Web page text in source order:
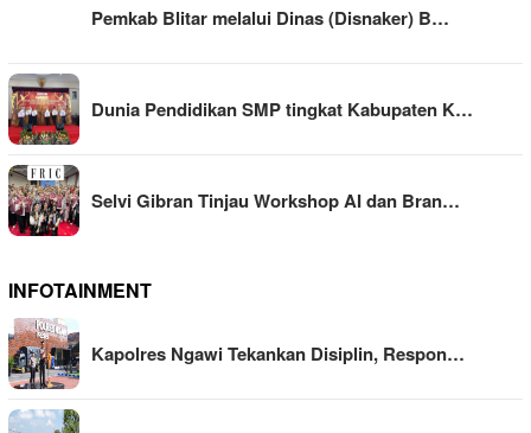
Pemkab Blitar melalui Dinas (Disnaker) B…
Dunia Pendidikan SMP tingkat Kabupaten K…
Selvi Gibran Tinjau Workshop AI dan Bran…
INFOTAINMENT
Kapolres Ngawi Tekankan Disiplin, Respon…